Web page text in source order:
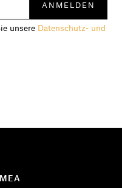
unsere Datenschutz- und